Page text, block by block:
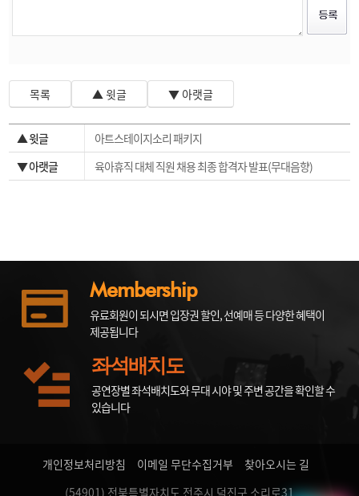
목록 ▲ 윗글 ▼ 아랫글
▲ 윗글
아트스테이지소리 패키지
▼ 아랫글
육아휴직 대체 직원 채용 최종 합격자 발표(무대음향)
Membership
유료회원이 되시면 입장권 할인, 선예매 등 다양한 혜택이
제공됩니다
좌석배치도
공연장별 좌석배치도와 무대 시야 및 주변 공간을 확인할 수
있습니다
개인정보처리방침 이메일 무단수집거부
찾아오시는 길
(54901) 전북특별자치도 전주시 덕진구 소리로31